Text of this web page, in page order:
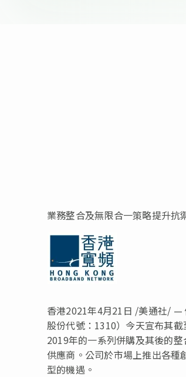
業務整合及無限合一策略提升抗
香港2021年4月21日 /美通社/ —
股份代號：1310）今天宣布其
2019年的一系列併購及其後的
供應商。公司於市場上推出各
型的機遇。